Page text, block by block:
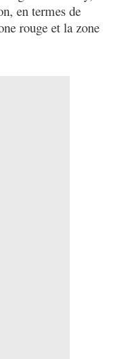
en termes de
rouge et la zone